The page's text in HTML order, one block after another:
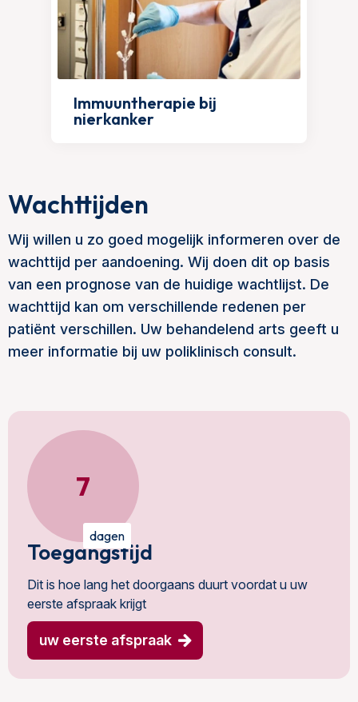
Immuuntherapie bij
nierkanker
Wachttijden
Wij willen u zo goed mogelijk informeren over de
wachttijd per aandoening. Wij doen dit op basis
van een prognose van de huidige wachtlijst. De
wachttijd kan om verschillende redenen per
patiënt verschillen. Uw behandelend arts geeft u
meer informatie bij uw poliklinisch consult.
7
dagen
Toegangstijd
Dit is hoe lang het doorgaans duurt voordat u uw
eerste afspraak krijgt
uw eerste afspraak